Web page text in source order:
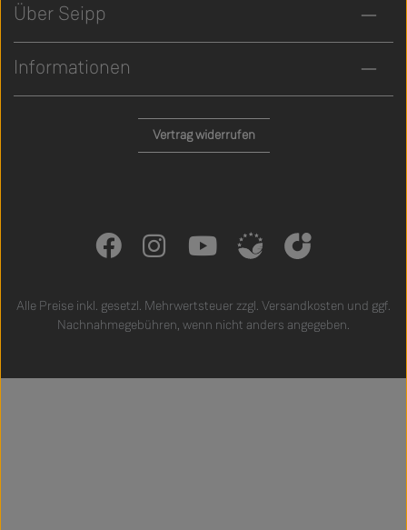
Über Seipp
Informationen
Vertrag widerrufen
Alle Preise inkl. gesetzl. Mehrwertsteuer zzgl. Versandkosten und ggf.
Nachnahmegebühren, wenn nicht anders angegeben.